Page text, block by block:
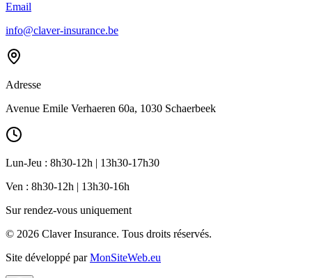
Email
info@claver-insurance.be
Adresse
Avenue Emile Verhaeren 60a, 1030 Schaerbeek
Lun-Jeu : 8h30-12h | 13h30-17h30
Ven : 8h30-12h | 13h30-16h
Sur rendez-vous uniquement
© 2026 Claver Insurance. Tous droits réservés.
Site développé par MonSiteWeb.eu